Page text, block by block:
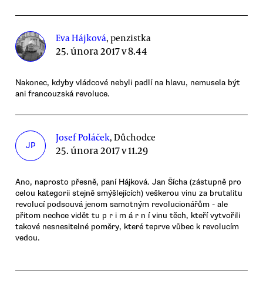
Eva Hájková, penzistka
25. února 2017 v 8.44
Nakonec, kdyby vládcové nebyli padlí na hlavu, nemusela být
ani francouzská revoluce.
JP
Josef Poláček, Důchodce
25. února 2017 v 11.29
Ano, naprosto přesně, paní Hájková. Jan Šícha (zástupně pro
celou kategorii stejně smýšlejících) veškerou vinu za brutalitu
revolucí podsouvá jenom samotným revolucionářům - ale
přitom nechce vidět tu p r i m á r n í vinu těch, kteří vytvořili
takové nesnesitelné poměry, které teprve vůbec k revolucím
vedou.